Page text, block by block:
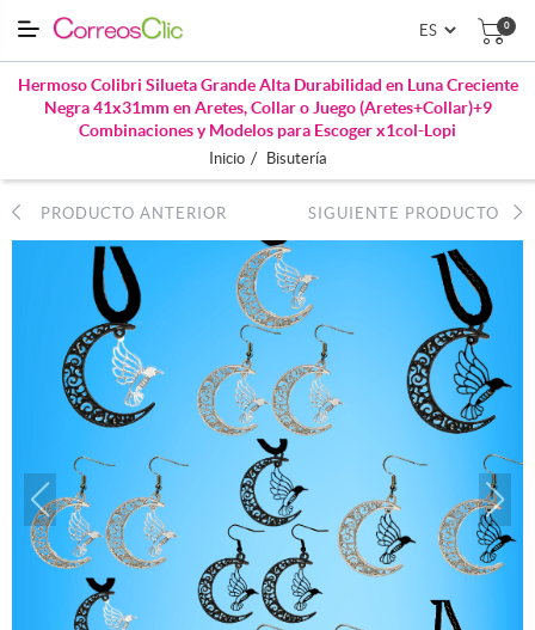
0
Hermoso Colibri Silueta Grande Alta Durabilidad en Luna Creciente
Negra 41x31mm en Aretes, Collar o Juego (Aretes+Collar)+9
Combinaciones y Modelos para Escoger x1col-Lopi
Inicio / Bisutería
PRODUCTO ANTERIOR SIGUIENTE PRODUCTO